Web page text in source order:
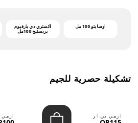
أوسايتو 100 مل
اكستري دي بارفيوم
بريستيج 100مل
تشكيلة حصرية للجيم
ارمي بي ار ارمي